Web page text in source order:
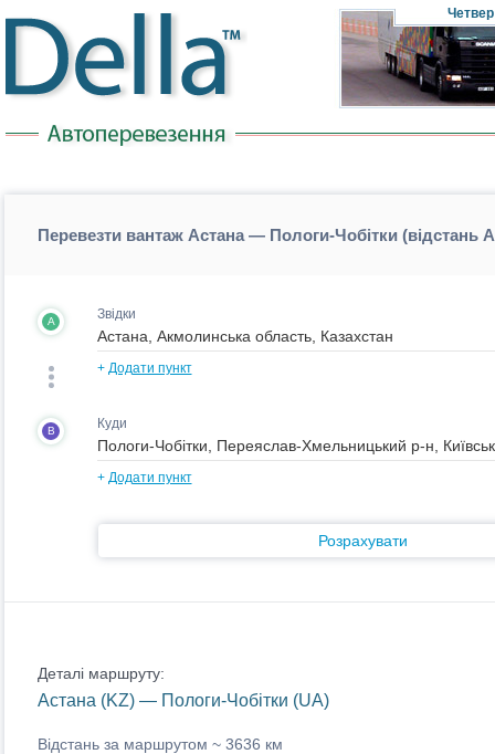
Четвер
Перевезти вантаж Астана — Пологи-Чобітки (відстань
A Звідки
+ Додати пункт
B Куди
+ Додати пункт
Розрахувати
Деталі маршруту:
Астана (KZ) — Пологи-Чобітки (UA)
Відстань за маршрутом ~ 3636 км